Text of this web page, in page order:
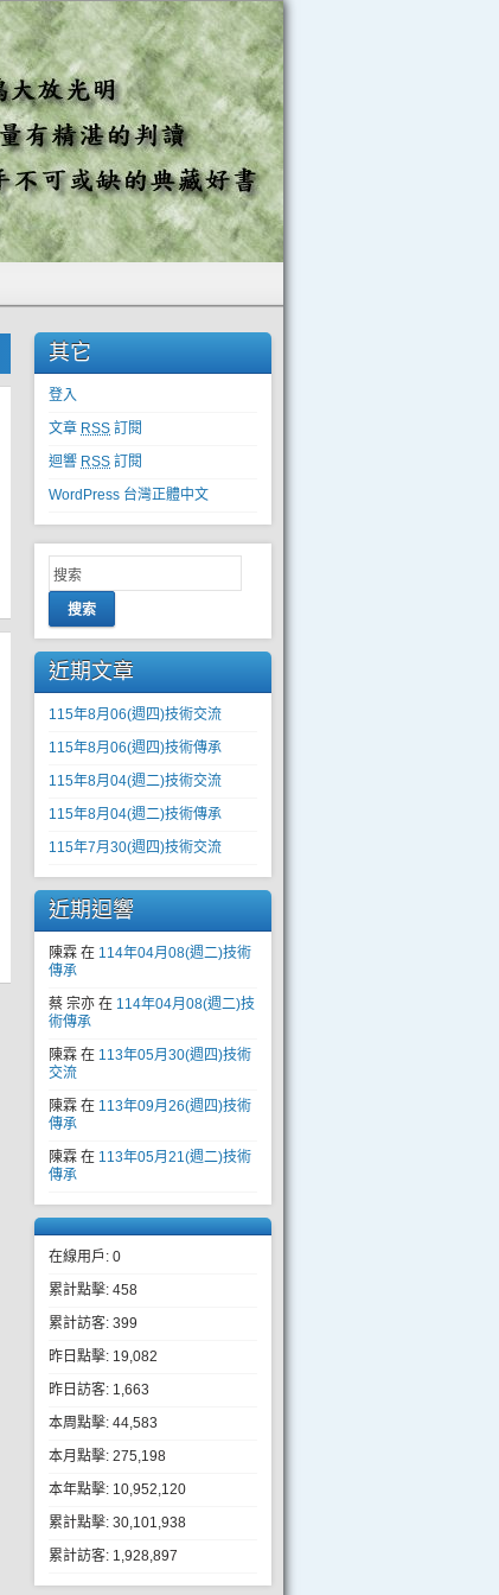
其它
登入
文章 RSS 訂閱
迴響 RSS 訂閱
WordPress 台灣正體中文
搜索
近期文章
115年8月06(週四)技術交流
115年8月06(週四)技術傳承
115年8月04(週二)技術交流
115年8月04(週二)技術傳承
115年7月30(週四)技術交流
近期迴響
陳霖 在 114年04月08(週二)技術
傳承
蔡 宗亦 在 114年04月08(週二)技
術傳承
陳霖 在 113年05月30(週四)技術
交流
陳霖 在 113年09月26(週四)技術
傳承
陳霖 在 113年05月21(週二)技術
傳承
在線用戶: 0
累計點擊: 458
累計訪客: 399
昨日點擊: 19,082
昨日訪客: 1,663
本周點擊: 44,583
本月點擊: 275,198
本年點擊: 10,952,120
累計點擊: 30,101,938
累計訪客: 1,928,897